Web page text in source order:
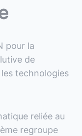
pour la
de
les technologies
reliée au
regroupe